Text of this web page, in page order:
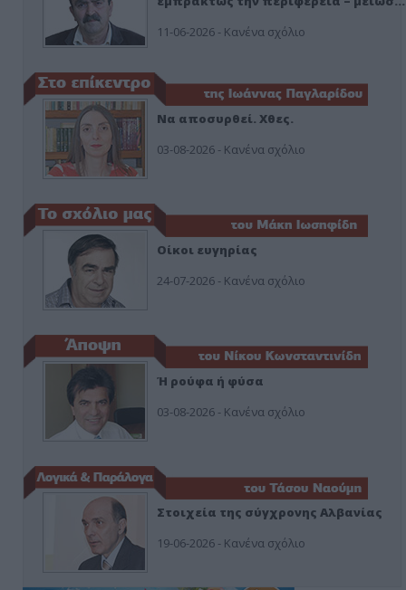
11-06-2026 - Κανένα σχόλιο
Να αποσυρθεί. Χθες.
03-08-2026 - Κανένα σχόλιο
Οίκοι ευγηρίας
24-07-2026 - Κανένα σχόλιο
Ή ρούφα ή φύσα
03-08-2026 - Κανένα σχόλιο
Στοιχεία της σύγχρονης Αλβανίας
19-06-2026 - Κανένα σχόλιο